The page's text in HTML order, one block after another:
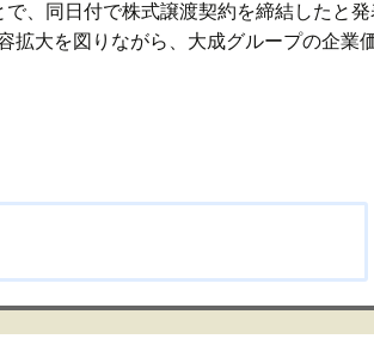
、同日付で株式譲渡契約を締結したと
大を図りながら、大成グループの企業